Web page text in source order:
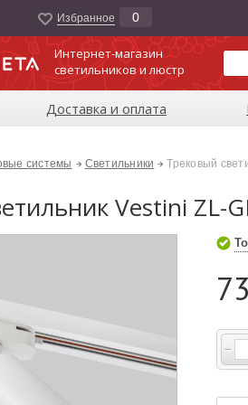
Избранноe 0
Интернет-магазин
светильников и люстр
Доставка и оплата
системы Светильники Трековый
Vestini ZL-